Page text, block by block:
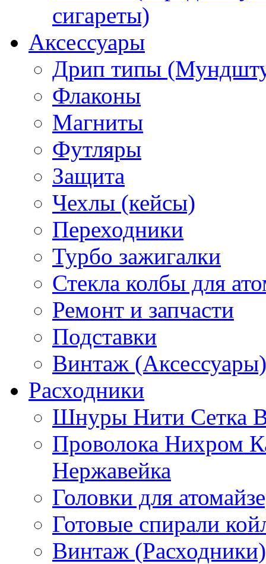
сигареты)
Аксессуары
Дрип типы
Флаконы
Магниты
Футляры
Защита
Чехлы (кейсы)
Переходники
Турбо зажигалки
Стекла колбы для
Ремонт и запчасти
Подставки
Винтаж (Аксессуары)
Расходники
Шнуры Нити Сетка
Проволока Нихром
Нержавейка
Головки для
Готовые спирали
Винтаж (Расходники)